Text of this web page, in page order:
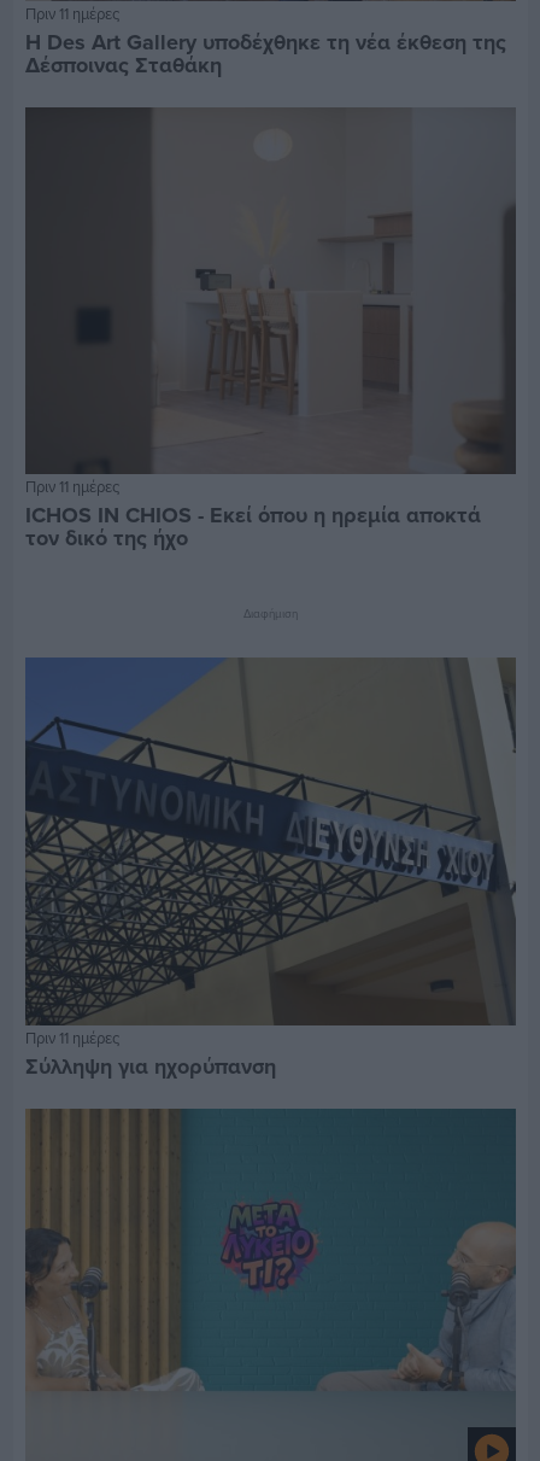
Πριν 11 ημέρες
Η Des Art Gallery υποδέχθηκε τη νέα έκθεση της
Δέσποινας Σταθάκη
Πριν 11 ημέρες
ICHOS IN CHIOS - Εκεί όπου η ηρεμία αποκτά
τον δικό της ήχο
Διαφήμιση
Πριν 11 ημέρες
Σύλληψη για ηχορύπανση